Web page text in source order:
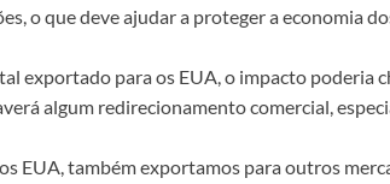
o que deve ajudar a proteger a economia
exportado para os EUA, o impacto poderia
algum redirecionamento comercial,
EUA, também exportamos para outros